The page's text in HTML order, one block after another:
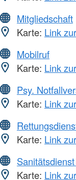
Mitgliedschaft
Karte: Link
Mobilruf
Karte: Link
Psy.
Karte: Link
Karte: Link
Karte: Link